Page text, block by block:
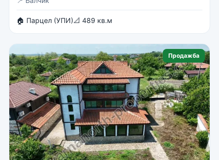
🏠 Парцел (УПИ)📐 489 кв.м
Продажба